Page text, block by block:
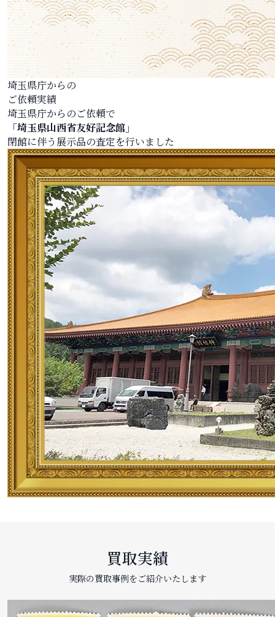
埼玉県庁からの
ご依頼実績
埼玉県庁からのご依頼で
「埼玉県山西省友好記念館」
閉館に伴う展示品の査定を行いました
買取実績
実際の買取事例をご紹介いたします